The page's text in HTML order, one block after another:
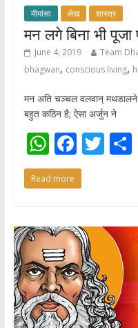
मीमांसा लेख शास्त्र
मन लगे बिना भी
June 4, 2019 Team
bhagwan, conscious living,
मन अति चञ्चल वलवान् मथडालने
बहुत कठिन है; ऐसा अर्जुन ने
W
h
at
A
p
p
F
ac
e
o
o
k
T S
Read more